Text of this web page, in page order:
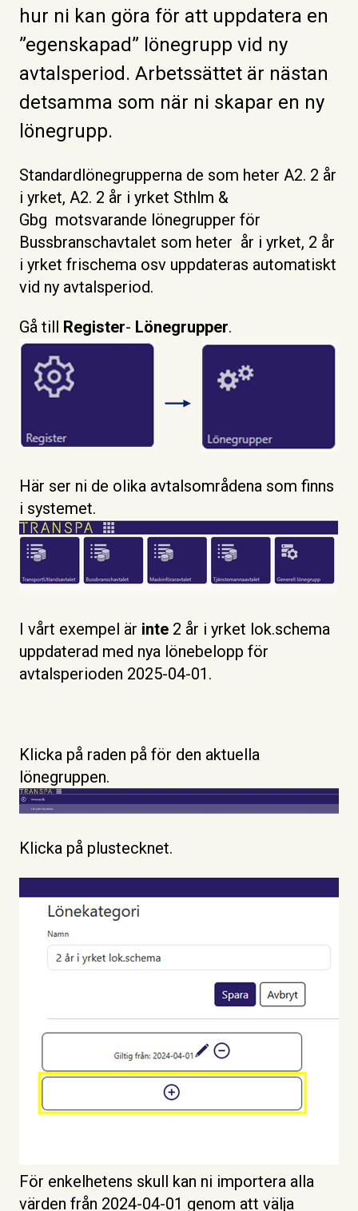
hur ni kan göra för att uppdatera en
”egenskapad” lönegrupp vid ny
avtalsperiod. Arbetssättet är nästan
detsamma som när ni skapar en ny
lönegrupp.
Standardlönegrupperna de som heter A2. 2 år
i yrket, A2. 2 år i yrket Sthlm &
Gbg motsvarande lönegrupper för
Bussbranschavtalet som heter år i yrket, 2 år
i yrket frischema osv uppdateras automatiskt
vid ny avtalsperiod.
Gå till Register- Lönegrupper.
Här ser ni de olika avtalsområdena som finns
i systemet.
I vårt exempel är inte 2 år i yrket lok.schema
uppdaterad med nya lönebelopp för
avtalsperioden 2025-04-01.
Klicka på raden på för den aktuella
lönegruppen.
Klicka på plustecknet.
För enkelhetens skull kan ni importera alla
värden från 2024-04-01 genom att välja